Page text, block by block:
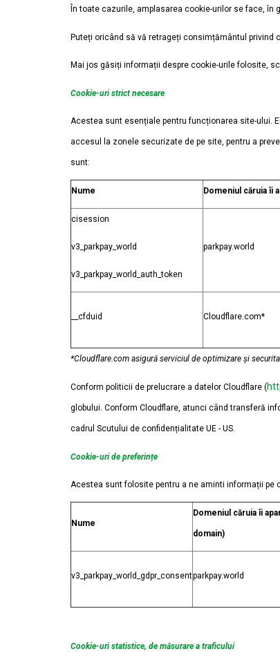
În toate cazurile, amplasarea cookie-urilor se face,
Puteți oricând să vă retrageți consimțământul privind
Mai jos găsiți informații despre cookie-urile folosite,
Cookie-uri strict necesare
Acestea sunt esențiale pentru funcționarea site-ului.
accesul la zonele securizate de pe site, pentru a
sunt:
Nume Domeniul căruia îi
cisession
v3_parkpay_world
v3_parkpay_world_auth_token
parkpay.world
__cfduid Cloudflare.com*
*Cloudflare.com asigură serviciul de optimizare și
Conform politicii de prelucrare a datelor Cloudflare (
globului. Conform Cloudflare, atunci când transferă
cadrul Scutului de confidențialitate UE - US.
Cookie-uri de preferințe
Acestea sunt folosite pentru a ne aminti informații
Nume
Domeniul căruia îi
domain)
v3_parkpay_world_gdpr_consentparkpay.world
Cookie-uri statistice, de măsurare a traficului